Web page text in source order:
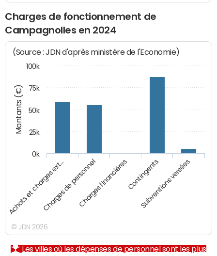
Charges de fonctionnement de
Campagnolles en 2024
Montants (€)
(Source : JDN d'après ministère de l'Economie)
Achats et charges ext…Charges de personnelCharges financièresContingents
Subventions versées
0k
100k
25k
50k
75k
© JDN 2026
Les villes où les dépenses de personnel sont les plus